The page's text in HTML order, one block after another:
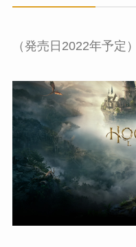
（発売日2022年予定）